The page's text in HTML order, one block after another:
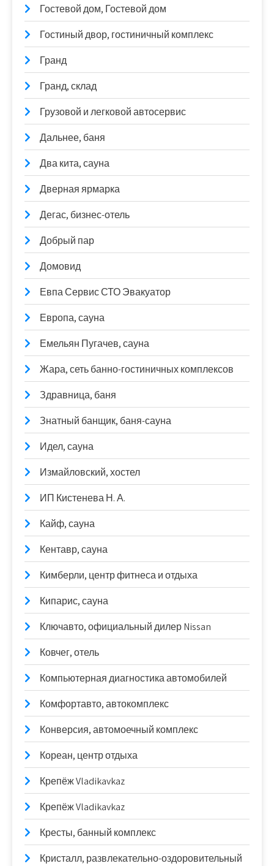
Гостевой дом, Гостевой дом
Гостиный двор, гостиничный комплекс
Гранд
Гранд, склад
Грузовой и легковой автосервис
Дальнее, баня
Два кита, сауна
Дверная ярмарка
Дегас, бизнес-отель
Добрый пар
Домовид
Евпа Сервис СТО Эвакуатор
Европа, сауна
Емельян Пугачев, сауна
Жара, сеть банно-гостиничных комплексов
Здравница, баня
Знатный банщик, баня-сауна
Идел, сауна
Измайловский, хостел
ИП Кистенева Н. А.
Кайф, сауна
Кентавр, сауна
Кимберли, центр фитнеса и отдыха
Кипарис, сауна
Ключавто, официальный дилер Nissan
Ковчег, отель
Компьютерная диагностика автомобилей
Комфортавто, автокомплекс
Конверсия, автомоечный комплекс
Кореан, центр отдыха
Крепёж Vladikavkaz
Крепёж Vladikavkaz
Кресты, банный комплекс
Кристалл, развлекательно-оздоровительный